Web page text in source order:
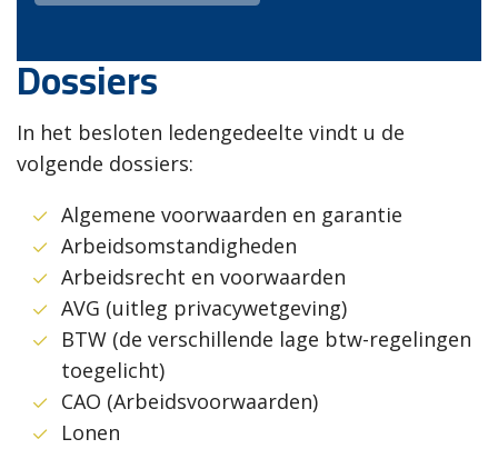
Dossiers
In het besloten ledengedeelte vindt u de
volgende dossiers:
Algemene voorwaarden en garantie
Arbeidsomstandigheden
Arbeidsrecht en voorwaarden
AVG (uitleg privacywetgeving)
BTW (de verschillende lage btw-regelingen
toegelicht)
CAO (Arbeidsvoorwaarden)
Lonen